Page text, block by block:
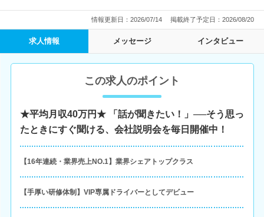
情報更新日：2026/07/14 掲載終了予定日：2026/08/20
求人情報 メッセージ インタビュー
この求人のポイント
★平均月収40万円★ 「話が聞きたい！」──そう思っ
たときにすぐ聞ける、会社説明会を毎日開催中！
【16年連続・業界売上NO.1】業界シェアトップクラス
【手厚い研修体制】VIP専属ドライバーとしてデビュー